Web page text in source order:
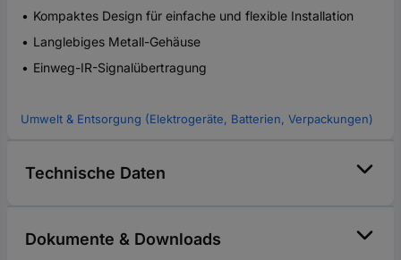
Kompaktes Design für einfache und flexible Installation
Langlebiges Metall-Gehäuse
Einweg-IR-Signalübertragung
Umwelt & Entsorgung (Elektrogeräte, Batterien, Verpackungen)
Technische Daten
Dokumente & Downloads